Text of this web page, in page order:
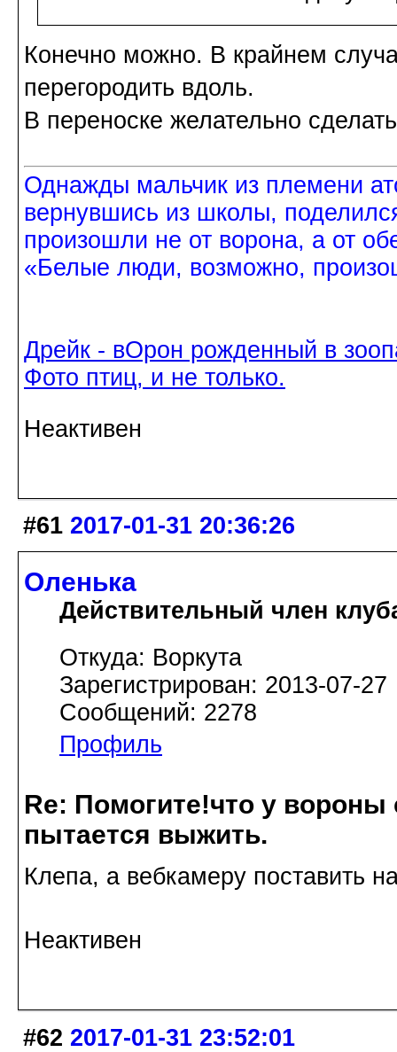
Конечно можно. В крайнем
перегородить вдоль.
В переноске желательно
Однажды мальчик из племени
вернувшись из школы,
произошли не от ворона, а от
«Белые люди, возможно,
Дрейк - вОрон рожденный в
Фото птиц, и не только.
Неактивен
#61 2017-01-31 20:36:26
Оленька
Действительный член
Откуда: Воркута
Зарегистрирован: 2013-07-27
Сообщений: 2278
Профиль
Re: Помогите!что у
пытается выжить.
Клепа, а вебкамеру поставить
Неактивен
#62 2017-01-31 23:52:01